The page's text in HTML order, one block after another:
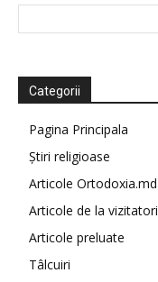
Categorii
Pagina Principala
Știri religioase
Articole Ortodoxia.md
Articole de la vizitatori
Articole preluate
Tâlcuiri